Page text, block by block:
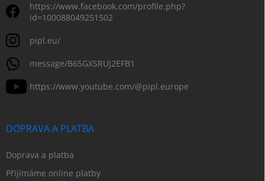
https://www.facebook.com/profile.php?
id=100088049251502
pipl.eu/
message/B65GXSRUJ2EFB1
https://www.youtube.com/@pipl.europe
DOPRAVA A PLATBA
Doprava a platba
Přijímáme online platby